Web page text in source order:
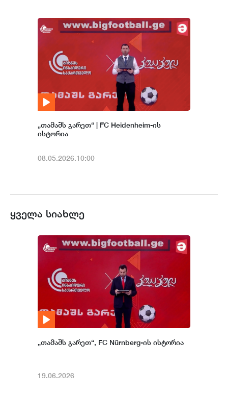
„თამაშს გარეთ“ | FC Heidenheim-ის
ისტორია
08.05.2026.10:00
ყველა სიახლე
„თამაშს გარეთ“, FC Nürnberg-ის ისტორია
19.06.2026